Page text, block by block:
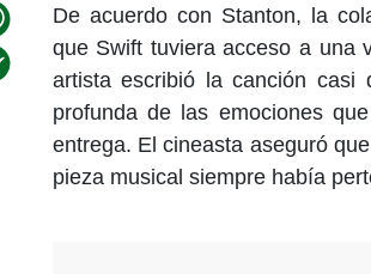
De acuerdo con Stanton, la
que Swift tuviera acceso a una
artista escribió la canción casi
profunda de las emociones
entrega. El cineasta aseguró
pieza musical siempre había